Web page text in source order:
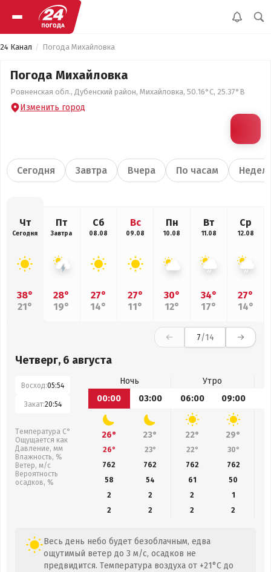
24 Канал Погода Михайловка
Погода Михайловка
Ровненская обл., Дубенский район, Михайловка, 50.16°С, 25.37°В
Изменить город
Сегодня Завтра Вчера По часам
Чт
Сегодня
38°
21°
Пт
Завтра
28°
19°
Сб
08.08
27°
14°
Вс
09.08
27°
11°
Пн
10.08
30°
12°
Вт
11.08
34°
17°
Ср
12.08
27°
14°
7/14
Четверг, 6 августа
Восход:05:54
Закат:20:54
Температура С°
Ощущается как
Давление, мм
Влажность, %
Ветер, м/с
Вероятность
осадков, %
Ночь
Утро
00:00
03:00 06:00 09:00
26° 23° 22° 29°
26° 23° 22° 30°
762
762 762 762
58
54 61 50
2
2 2
1
2
2 2 2
Весь день небо будет безоблачным, едва
ощутимый ветер до 3 м/с, осадков не
предвидится. Температура воздуха от +21°C до